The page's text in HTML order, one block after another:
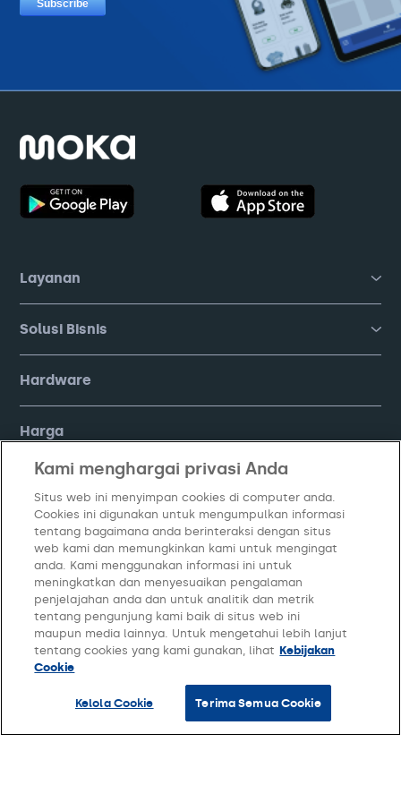
Layanan
Solusi Bisnis
Hardware
Harga
Company
Kebijakan Privasi Syarat dan Ketentuan Kelola Cookie
Kami menghargai privasi Anda
Situs web ini menyimpan cookies di computer anda.
Cookies ini digunakan untuk mengumpulkan informasi
tentang bagaimana anda berinteraksi dengan situs
web kami dan memungkinkan kami untuk mengingat
anda. Kami menggunakan informasi ini untuk
meningkatkan dan menyesuaikan pengalaman
penjelajahan anda dan untuk analitik dan metrik
tentang pengunjung kami baik di situs web ini
maupun media lainnya. Untuk mengetahui lebih lanjut
tentang cookies yang kami gunakan, lihat Kebijakan
Cookie
Kelola Cookie Terima Semua Cookie